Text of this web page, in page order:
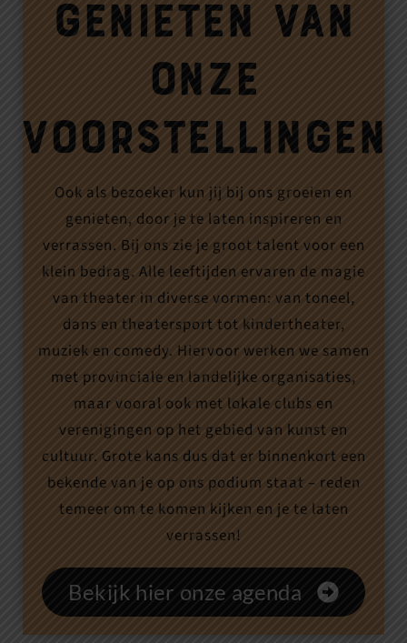
Genieten van
onze
voorstellingen
Ook als bezoeker kun jij bij ons groeien en
genieten, door je te laten inspireren en
verrassen. Bij ons zie je groot talent voor een
klein bedrag. Alle leeftijden ervaren de magie
van theater in diverse vormen: van toneel,
dans en theatersport tot kindertheater,
muziek en comedy. Hiervoor werken we samen
met provinciale en landelijke organisaties,
maar vooral ook met lokale clubs en
verenigingen op het gebied van kunst en
cultuur. Grote kans dus dat er binnenkort een
bekende van je op ons podium staat – reden
temeer om te komen kijken en je te laten
verrassen!
Bekijk hier onze agenda